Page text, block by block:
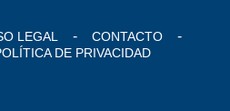
LEGAL
CONTACTO
DE PRIVACIDAD